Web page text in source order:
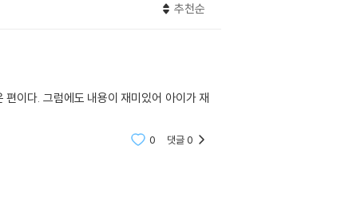
추천순
이다. 그럼에도 내용이 재미있어 아이가 재
0 댓글0